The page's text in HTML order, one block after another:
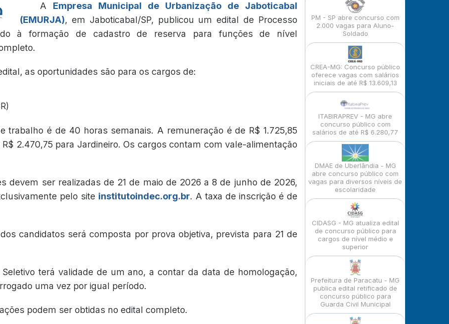
A Empresa Municipal de Urbanização de Jaboticabal
(EMURJA), em Jaboticabal/SP, publicou um edital de Processo
à formação de cadastro de reserva para funções de nível
as oportunidades são para os cargos de:
trabalho é de 40 horas semanais. A remuneração é de R$ 1.725,85
2.470,75 para Jardineiro. Os cargos contam com vale-alimentação
devem ser realizadas de 21 de maio de 2026 a 8 de junho de 2026,
pelo site institutoindec.org.br. A taxa de inscrição é de
candidatos será composta por prova objetiva, prevista para 21 de
Seletivo terá validade de um ano, a contar da data de homologação,
uma vez por igual período.
podem ser obtidas no edital completo.
PM - SP abre concurso com
2.000 vagas para Aluno-
Soldado
CREA-MG: Concurso público
oferece vagas com salários
iniciais de até R$ 13.609,13
ITABIRAPREV - MG abre
concurso público com
salários de até R$ 6.280,77
DMAE de Uberlândia - MG
abre concurso público com
vagas para diversos níveis de
escolaridade
CIDASG - MG atualiza edital
de concurso público para
cargos de nível médio e
superior
Prefeitura de Paracatu - MG
publica edital retificado de
concurso público para
Guarda Civil Municipal